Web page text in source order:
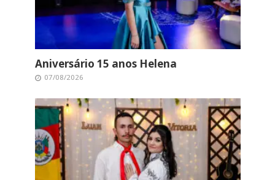
Aniversário 15 anos Helena
07/08/2026